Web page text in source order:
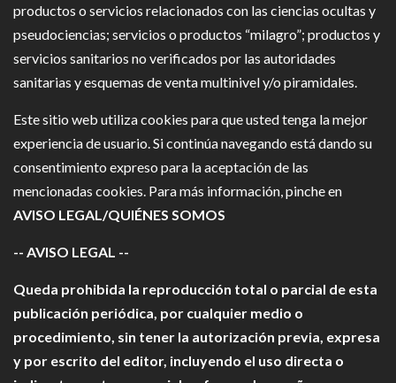
productos o servicios relacionados con las ciencias ocultas y
pseudociencias; servicios o productos “milagro”; productos y
servicios sanitarios no verificados por las autoridades
sanitarias y esquemas de venta multinivel y/o piramidales.
Este sitio web utiliza cookies para que usted tenga la mejor
experiencia de usuario. Si continúa navegando está dando su
consentimiento expreso para la aceptación de las
mencionadas cookies. Para más información, pinche en
AVISO LEGAL/QUIÉNES SOMOS
-- AVISO LEGAL --
Queda prohibida la reproducción total o parcial de esta
publicación periódica, por cualquier medio o
procedimiento, sin tener la autorización previa, expresa
y por escrito del editor, incluyendo el uso directa o